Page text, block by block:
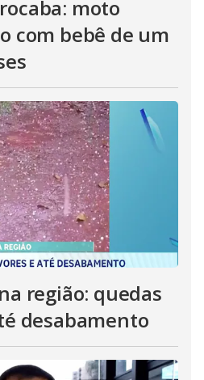
moto
com bebê de um
região: quedas
desabamento